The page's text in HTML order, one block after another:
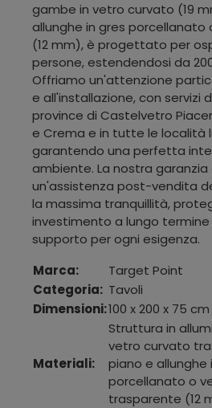
gambe in vetro curvato (19
allunghe in gres
(12 mm), è progettato per
persone, estendendosi da
Offriamo un'attenzione
e all'installazione, con servizi
province di Castelvetro
e Crema e in tutte le località
garantendo una perfetta
ambiente. La nostra
un'assistenza post-vendita
la massima tranquillità,
investimento a lungo
supporto per ogni esigenza.
Marca:
Target Point
Categoria: Tavoli
Dimensioni:100 x 200 x 75 cm
Materiali:
Struttura in
vetro curvato
piano e allunghe
porcellanato o
trasparente (12